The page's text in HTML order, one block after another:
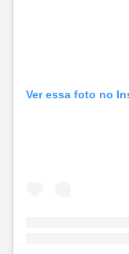
Ver essa foto no